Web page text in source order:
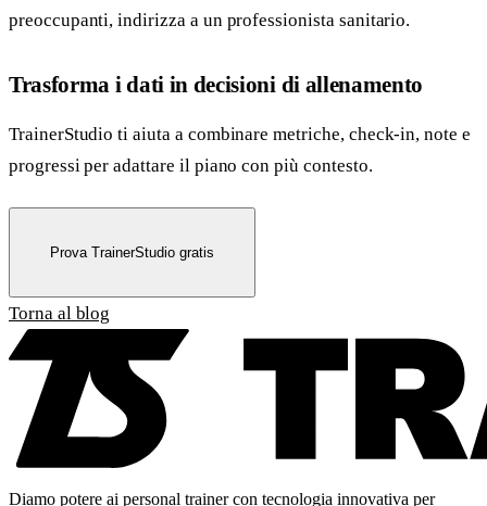
preoccupanti, indirizza a un professionista sanitario.
Trasforma i dati in decisioni di allenamento
TrainerStudio ti aiuta a combinare metriche, check-in, note e
progressi per adattare il piano con più contesto.
Prova TrainerStudio gratis
Torna al blog
Diamo potere ai personal trainer con tecnologia innovativa per